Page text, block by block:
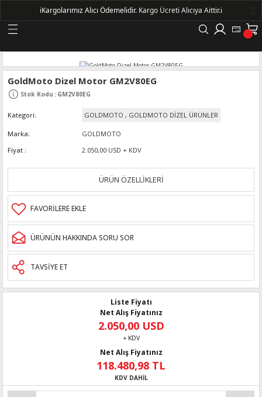
Geri Dön
GoldMoto Dizel Motor GM2V80EG
Stok Kodu : GM2V80EG
Kategori GOLDMOTO , GOLDMOTO DİZEL ÜRÜNLER
Marka
GOLDMOTO
Fiyat
2.050,00 USD + KDV
ÜRÜN ÖZELLİKLERİ
ÜRÜNÜN HAKKINDA SORU SOR
TAVSİYE ET
Liste Fiyatı
Net Alış Fiyatınız
2.050,00 USD
+ KDV
Net Alış Fiyatınız
118.480,98 TL
KDV DAHİL
ℹ️Kargolarımız Alıcı Ödemelidir. Kargo Ücreti Alıcıya Aittir.ℹ️